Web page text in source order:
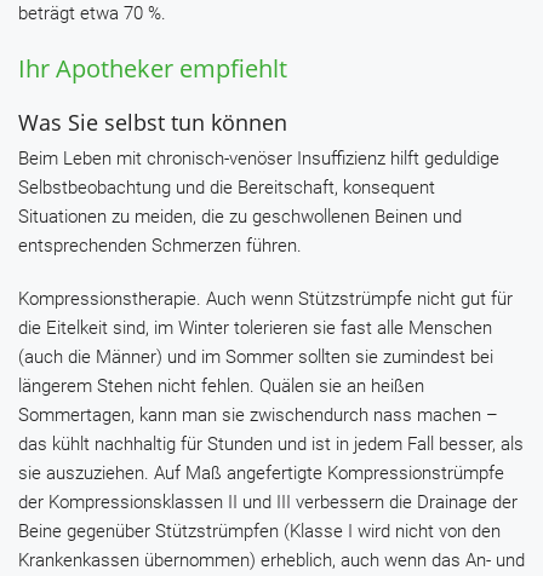
beträgt etwa 70 %.
Ihr Apotheker empfiehlt
Was Sie selbst tun können
Beim Leben mit chronisch-venöser Insuffizienz hilft geduldige
Selbstbeobachtung und die Bereitschaft, konsequent
Situationen zu meiden, die zu geschwollenen Beinen und
entsprechenden Schmerzen führen.
Kompressionstherapie. Auch wenn Stützstrümpfe nicht gut für
die Eitelkeit sind, im Winter tolerieren sie fast alle Menschen
(auch die Männer) und im Sommer sollten sie zumindest bei
längerem Stehen nicht fehlen. Quälen sie an heißen
Sommertagen, kann man sie zwischendurch nass machen –
das kühlt nachhaltig für Stunden und ist in jedem Fall besser, als
sie auszuziehen. Auf Maß angefertigte Kompressionstrümpfe
der Kompressionsklassen II und III verbessern die Drainage der
Beine gegenüber Stützstrümpfen (Klasse I wird nicht von den
Krankenkassen übernommen) erheblich, auch wenn das An- und